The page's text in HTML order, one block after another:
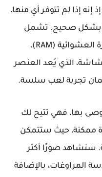
إنه إذا لم تتوفر أي منها،
بشكل صحيح. تشمل
هذه المتطلبات المعالج، الذاكرة العشوائية (RAM)،
الذي يُعد العنصر
تجربة لعب سلسة.
بها، فهي تتيح لك
ممكنة، حيث ستتمكن
ستشاهد صورًا أكثر
المراوغات، بالإضافة